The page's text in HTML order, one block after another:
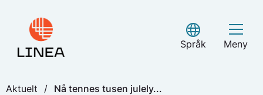
content
Språk
Select Language
Meny
Aktuelt / Nå tennes tusen julely...